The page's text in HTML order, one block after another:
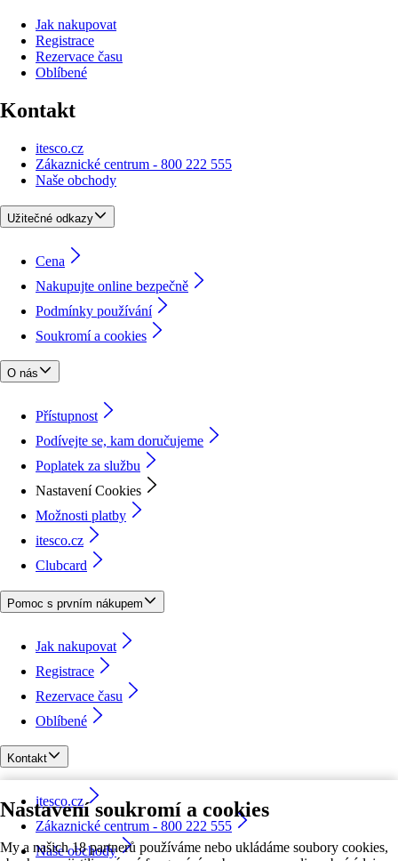
Nastavení soukromí a cookies
My a našich 18 partnerů používáme nebo ukládáme soubory cookies,
Jak nakupovat
Registrace
Rezervace času
Oblíbené
Kontakt
itesco.cz
Zákaznické centrum - 800 222 555
Naše obchody
Užitečné odkazy
Cena
Nakupujte online bezpečně
Podmínky používání
Soukromí a cookies
O nás
Přístupnost
Podívejte se, kam doručujeme
Poplatek za službu
Nastavení Cookies
Možnosti platby
itesco.cz
Clubcard
Pomoc s prvním nákupem
Jak nakupovat
Registrace
Rezervace času
Oblíbené
Kontakt
itesco.cz
Zákaznické centrum - 800 222 555
Naše obchody